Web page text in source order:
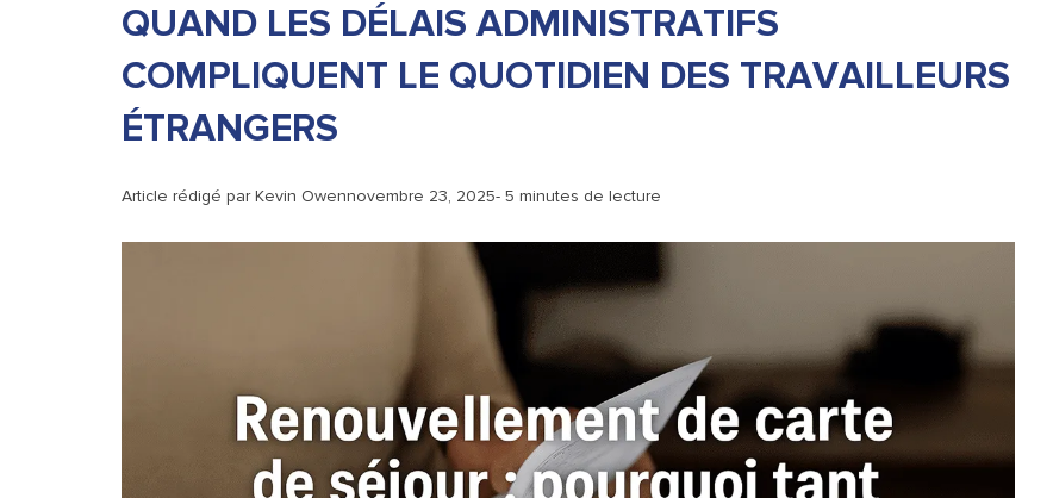
QUAND LES DÉLAIS ADMINISTRATIFS
COMPLIQUENT LE QUOTIDIEN DES TRAVAILLEURS
ÉTRANGERS
Article rédigé parKevin Owennovembre 23, 2025- 5 minutes de lecture